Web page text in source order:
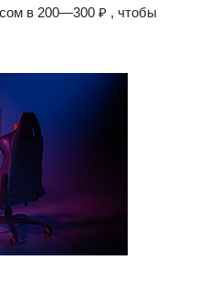
в 200—300 ₽ , чтобы